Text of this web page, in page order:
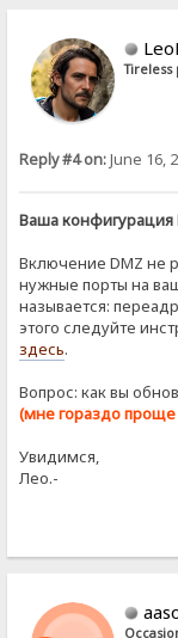
Tireless
Reply #4 on:June 16,
Ваша конфигурация
Включение DMZ не
нужные порты на
называется:
этого следуйте
здесь.
Вопрос: как вы
(мне гораздо проще
Увидимся,
Лео.-